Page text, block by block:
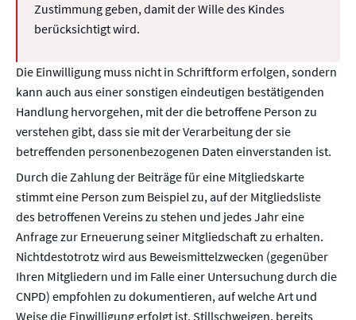
Zustimmung geben, damit der Wille des Kindes
berücksichtigt wird.
Die Einwilligung muss nicht in Schriftform erfolgen, sondern
kann auch aus einer sonstigen eindeutigen bestätigenden
Handlung hervorgehen, mit der die betroffene Person zu
verstehen gibt, dass sie mit der Verarbeitung der sie
betreffenden personenbezogenen Daten einverstanden ist.
Durch die Zahlung der Beiträge für eine Mitgliedskarte
stimmt eine Person zum Beispiel zu, auf der Mitgliedsliste
des betroffenen Vereins zu stehen und jedes Jahr eine
Anfrage zur Erneuerung seiner Mitgliedschaft zu erhalten.
Nichtdestotrotz wird aus Beweismittelzwecken (gegenüber
Ihren Mitgliedern und im Falle einer Untersuchung durch die
CNPD) empfohlen zu dokumentieren, auf welche Art und
Weise die Einwilligung erfolgt ist. Stillschweigen, bereits